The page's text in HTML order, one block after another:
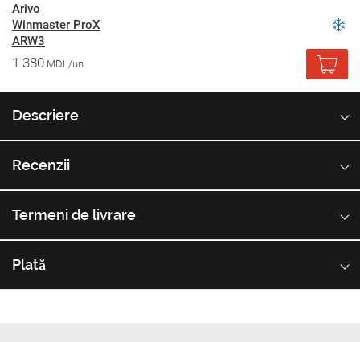
Arivo
Winmaster ProX
ARW3
1 380 MDL/un
Descriere
Recenzii
Termeni de livrare
Plată